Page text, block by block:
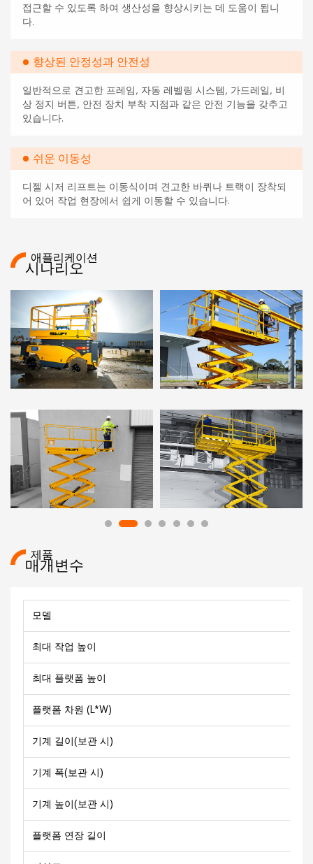
접근할 수 있도록 하여 생산성을 향상시키는 데 도움이 됩니
다.
향상된 안정성과 안전성
일반적으로 견고한 프레임, 자동 레벨링 시스템, 가드레일, 비
상 정지 버튼, 안전 장치 부착 지점과 같은 안전 기능을 갖추고
있습니다.
쉬운 이동성
디젤 시저 리프트는 이동식이며 견고한 바퀴나 트랙이 장착되
어 있어 작업 현장에서 쉽게 이동할 수 있습니다.
애플리케이션
시나리오
제품
매개변수
모델
최대 작업 높이
최대 플랫폼 높이
플랫폼 차원 (L*W)
기계 길이(보관 시)
기계 폭(보관 시)
기계 높이(보관 시)
플랫폼 연장 길이